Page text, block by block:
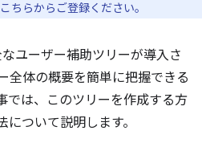
ちらからご登録ください。
ユーザー補助ツリーが導入さ
全体の概要を簡単に把握できる
では、このツリーを作成する方
ついて説明します。